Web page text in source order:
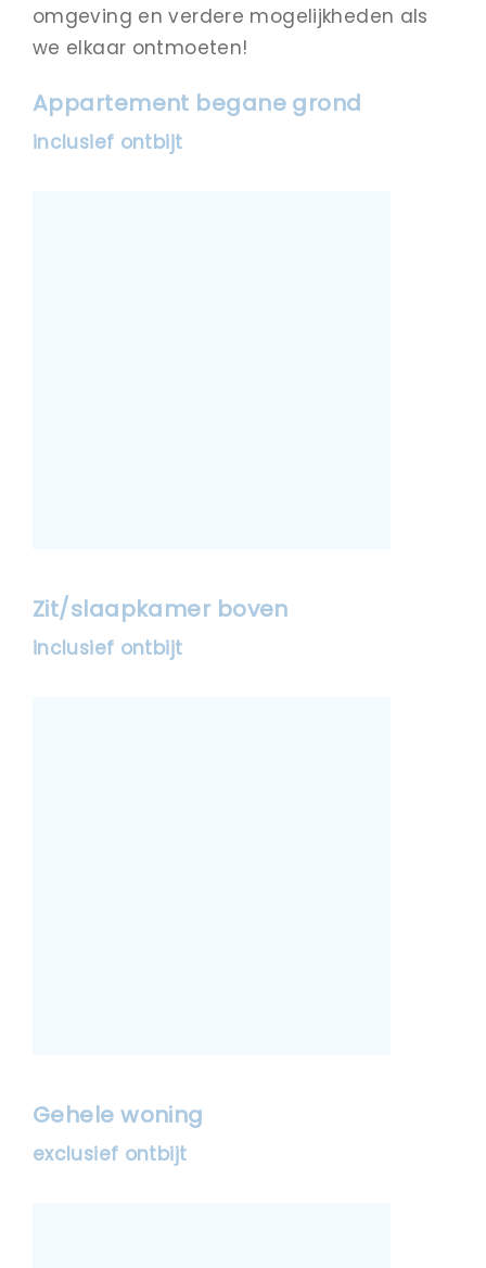
omgeving en verdere mogelijkheden als
we elkaar ontmoeten!
Appartement begane grond
inclusief ontbijt
Zit/slaapkamer boven
inclusief ontbijt
Gehele woning
exclusief ontbijt